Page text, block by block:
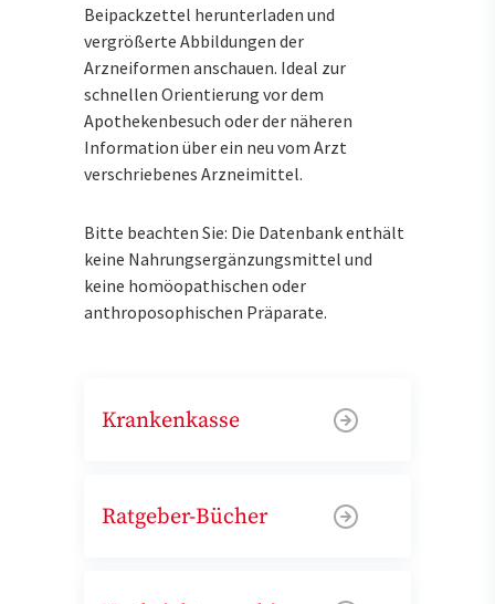
Beipackzettel herunterladen und
vergrößerte Abbildungen der
Arzneiformen anschauen. Ideal zur
schnellen Orientierung vor dem
Apothekenbesuch oder der näheren
Information über ein neu vom Arzt
verschriebenes Arzneimittel.
Bitte beachten Sie: Die Datenbank enthält
keine Nahrungsergänzungsmittel und
keine homöopathischen oder
anthroposophischen Präparate.
Krankenkasse
Ratgeber-Bücher